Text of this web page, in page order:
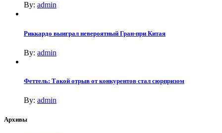
By: admin
Риккардо выиграл невероятный Гран-при Китая
By: admin
Феттель: Такой отрыв от конкурентов стал сюрпризом
By: admin
Архивы